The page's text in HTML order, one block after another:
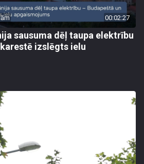
00:02:27
sausuma dēļ taupa elektrību
izslēgts ielu